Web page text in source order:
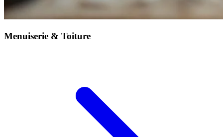
Menuiserie & Toiture